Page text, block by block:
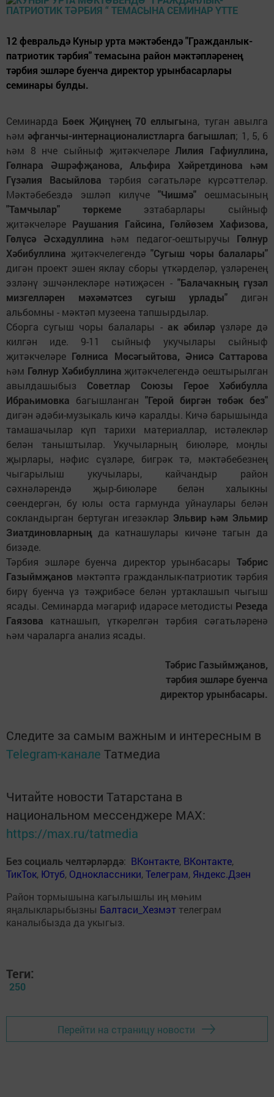
12 февральдә Куныр урта мәктәбендә "Гражданлык-
патриотик тәрбия" темасына район мәктәпләренең
тәрбия эшләре буенча директор урынбасарлары
семинары булды.
Семинарда Бөек Җиңүнең 70 еллыгына, туган авылга
һәм әфганчы-интернационалистларга багышлап; 1, 5, 6
һәм 8 нче сыйныф җитәкчеләреЛилия Гафиуллина,
Гөлнара Әшрәфҗанова, Альфира Хәйретдинова һәм
Гүзәлия Васыйлова тәрбия сәгатьләре күрсәттеләр.
Мәктәбебездә эшләп килүче "Чишмә" оешмасының
"Тамчылар" төркеме эзтабарлары сыйныф
җитәкчеләре Раушания Гайсина, Гөлйөзем Хафизова,
Гөлүсә Әсхәдуллина һәм педагог-оештыручы Гөлнур
Хәбибуллина җитәкчелегендә "Сугыш чоры балалары"
дигән проект эшен яклау сборы үткәрделәр, үзләренең
эзләнү эшчәнлекләре нәтиҗәсен - "Балачакның гүзәл
мизгелләрен мәхәмәтсез сугыш урлады" дигән
альбомны - мәктәп музеена тапшырдылар.
Сборга сугыш чоры балалары - ак әбиләрүзләре дә
килгән иде. 9-11 сыйныф укучылары сыйныф
җитәкчеләре Гөлниса Мөсәгыйтова, Әнисә Саттарова
һәм Гөлнур Хәбибуллина җитәкчелегендә оештырылган
авылдашыбыз Советлар Союзы Герое Хәбибулла
Ибраһимовка багышланган "Герой биргән төбәк без"
дигән әдәби-музыкаль кичә каралды. Кичә барышында
тамашачылар күп тарихи материаллар, истәлекләр
белән таныштылар. Укучыларның биюләре, моңлы
җырлары, нәфис сүзләре, бигрәк тә, мәктәбебезнең
чыгарылыш укучылары, кайчандыр район
сәхнәләрендә җыр-биюләре белән халыкны
сөендергән, бу юлы оста гармунда уйнаулары белән
сокландырган бертуган игезәкләр Эльвир һәм Эльмир
Зиатдиновларныңда катнашулары кичәне тагын да
бизәде.
Тәрбия эшләре буенча директор урынбасары Тәбрис
Газыймҗанов мәктәптә гражданлык-патриотик тәрбия
бирү буенча үз тәҗрибәсе белән уртаклашып чыгыш
ясады. Семинарда мәгариф идарәсе методисты Резеда
Гаязова катнашып, үткәрелгән тәрбия сәгатьләренә
һәм чараларга анализ ясады.
Тәбрис Газыймҗанов,
тәрбия эшләре буенча
директор урынбасары.
Следите за самым важным и интересным в
Telegram-канале Татмедиа
Читайте новости Татарстана в
национальном мессенджере MАХ:
https://max.ru/tatmedia
Без социаль челтәрләрдә: ВКонтакте, ВКонтакте,
ТикТок, Ютуб, Одноклассники,Телеграм, Яндекс.Дзен
Район тормышына кагылышлы иң мөһим
яңалыкларыбызны Балтаси_Хезмэт телеграм
каналыбызда да укыгыз.
Теги:
250
Перейти на страницу новости